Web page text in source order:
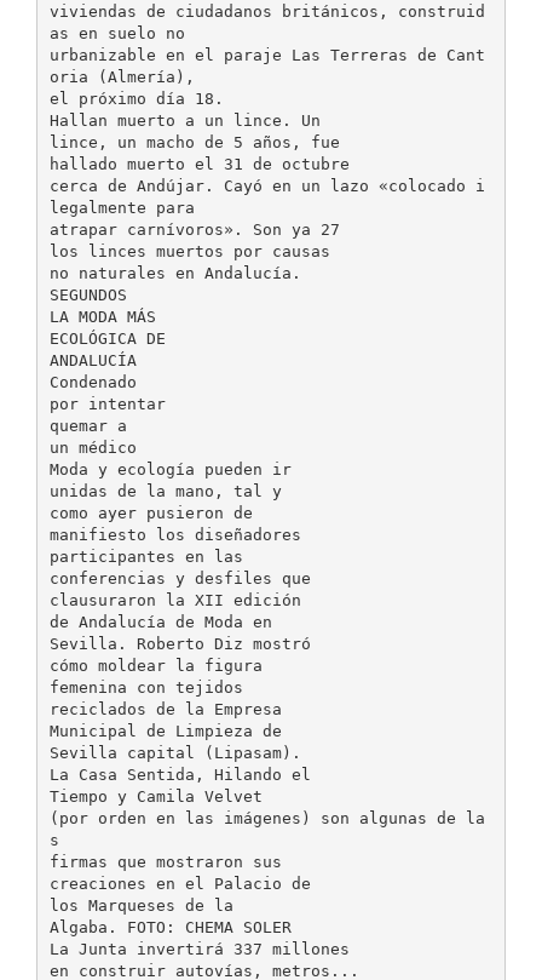
viviendas de ciudadanos británicos, construid
as en suelo no
urbanizable en el paraje Las Terreras de Cant
oria (Almería),
el próximo día 18.
Hallan muerto a un lince. Un
lince, un macho de 5 años, fue
hallado muerto el 31 de octubre
cerca de Andújar. Cayó en un lazo «colocado i
legalmente para
atrapar carnívoros». Son ya 27
los linces muertos por causas
no naturales en Andalucía.
SEGUNDOS
LA MODA MÁS
ECOLÓGICA DE
ANDALUCÍA
Condenado
por intentar
quemar a
un médico
Moda y ecología pueden ir
unidas de la mano, tal y
como ayer pusieron de
manifiesto los diseñadores
participantes en las
conferencias y desfiles que
clausuraron la XII edición
de Andalucía de Moda en
Sevilla. Roberto Diz mostró
cómo moldear la figura
femenina con tejidos
reciclados de la Empresa
Municipal de Limpieza de
Sevilla capital (Lipasam).
La Casa Sentida, Hilando el
Tiempo y Camila Velvet
(por orden en las imágenes) son algunas de la
s
firmas que mostraron sus
creaciones en el Palacio de
los Marqueses de la
Algaba. FOTO: CHEMA SOLER
La Junta invertirá 337 millones
en construir autovías, metros...